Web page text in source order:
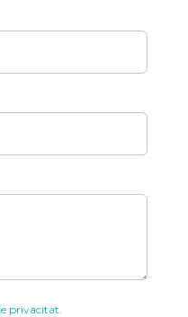
privacitat